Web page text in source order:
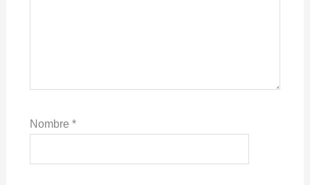
Nombre *